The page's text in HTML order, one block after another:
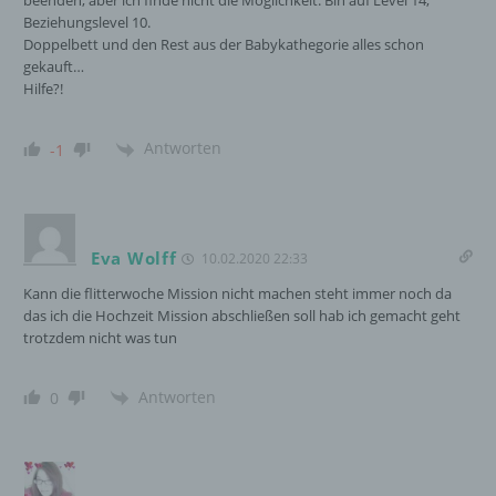
Beziehungslevel 10.
Doppelbett und den Rest aus der Babykathegorie alles schon
gekauft…
Hilfe?!
-1 Antworten
Eva Wolff 10.02.2020 22:33
Kann die flitterwoche Mission nicht machen steht immer noch da
das ich die Hochzeit Mission abschließen soll hab ich gemacht geht
trotzdem nicht was tun
0 Antworten
Cookies / SessionStorage / LocalStorage
Die Internetseiten verwenden teilweise so
nutzerfreundlicher, effektiver und sicherer zu
abspeichert. Cookies sind Textdateien, welche
über einen Internetbrowser auf einem
Computersystem abgelegt und gespeichert
werden. Sie können die Verwendung von Cookies,
LocalStorage und SessionStorage durch
Cookie-ID. Eine Cookie-ID ist eine eindeutige